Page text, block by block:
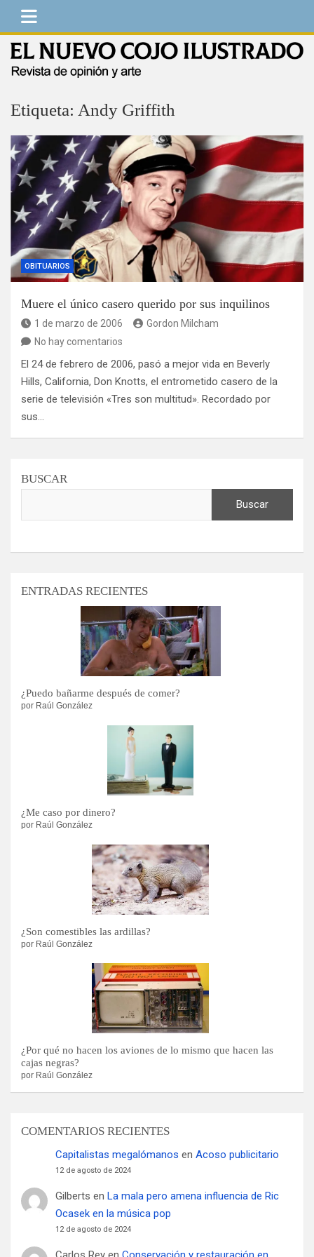
Saltar
contenido
Etiqueta: Andy Griffith
OBITUARIOS
Muere el único casero querido por sus inquilinos
1 de marzo de 2006
Gordon Milcham
No hay comentarios
El 24 de febrero de 2006, pasó a mejor vida en Beverly
Hills, California, Don Knotts, el entrometido casero de la
serie de televisión «Tres son multitud». Recordado por
sus…
BUSCAR
Buscar
ENTRADAS RECIENTES
¿Puedo bañarme después de comer?
por Raúl González
¿Me caso por dinero?
por Raúl González
¿Son comestibles las ardillas?
por Raúl González
¿Por qué no hacen los aviones de lo mismo que hacen las
cajas negras?
por Raúl González
COMENTARIOS RECIENTES
Capitalistas megalómanos en Acoso publicitario
12 de agosto de 2024
Gilberts en La mala pero amena influencia de Ric
Ocasek en la música pop
12 de agosto de 2024